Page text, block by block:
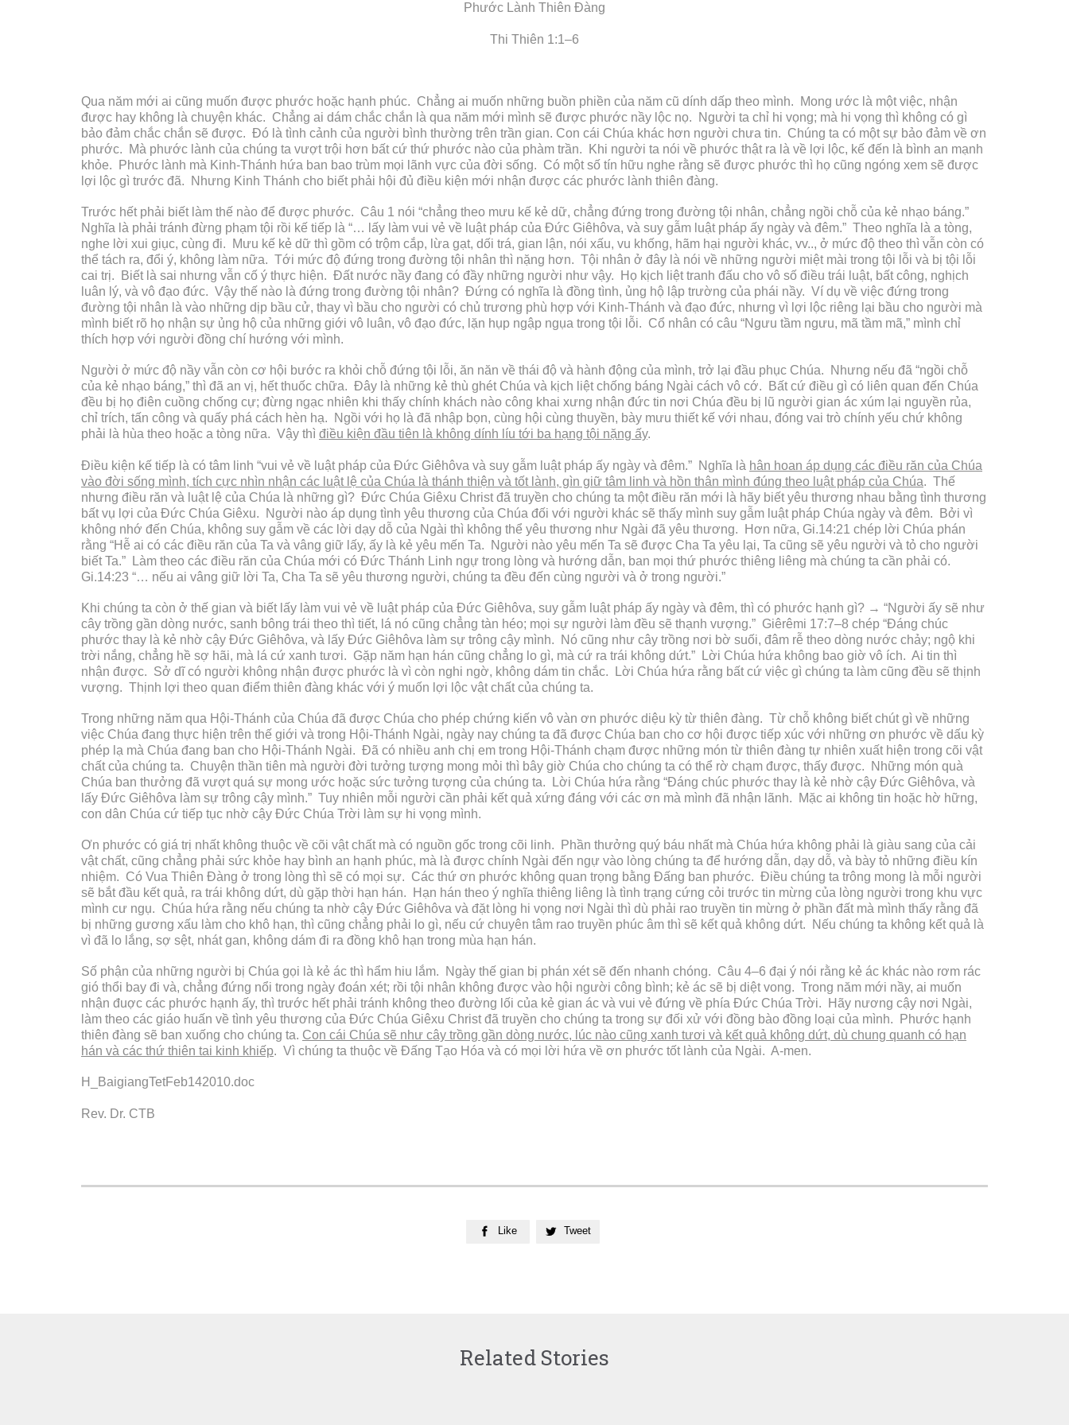
Phước Lành Thiên Đàng
Thi Thiên 1:1–6
Qua năm mới ai cũng muốn được phước hoặc hạnh phúc. Chẳng ai muốn những buồn phiền của năm cũ dính dấp theo mình. Mong ước là một việc, nhận
được hay không là chuyện khác. Chẳng ai dám chắc chắn là qua năm mới mình sẽ được phước nầy lộc nọ. Người ta chỉ hi vọng; mà hi vọng thì không có gì
bảo đảm chắc chắn sẽ được. Đó là tình cảnh của người bình thường trên trần gian. Con cái Chúa khác hơn người chưa tin. Chúng ta có một sự bảo đảm về ơn
phước. Mà phước lành của chúng ta vượt trội hơn bất cứ thứ phước nào của phàm trần. Khi người ta nói về phước thật ra là về lợi lộc, kế đến là bình an mạnh
khỏe. Phước lành mà Kinh-Thánh hứa ban bao trùm mọi lãnh vực của đời sống. Có một số tín hữu nghe rằng sẽ được phước thì họ cũng ngóng xem sẽ được
lợi lộc gì trước đã. Nhưng Kinh Thánh cho biết phải hội đủ điều kiện mới nhận được các phước lành thiên đàng.
Trước hết phải biết làm thế nào để được phước. Câu 1 nói “chẳng theo mưu kế kẻ dữ, chẳng đứng trong đường tội nhân, chẳng ngồi chỗ của kẻ nhạo báng.”
Nghĩa là phải tránh đừng phạm tội rồi kế tiếp là “… lấy làm vui vẻ về luật pháp của Đức Giêhôva, và suy gẫm luật pháp ấy ngày và đêm.” Theo nghĩa là a tòng,
nghe lời xui giục, cùng đi. Mưu kế kẻ dữ thì gồm có trộm cắp, lừa gạt, dối trá, gian lận, nói xấu, vu khống, hãm hại người khác, vv.., ở mức độ theo thì vẫn còn có
thể tách ra, đổi ý, không làm nữa. Tới mức độ đứng trong đường tội nhân thì nặng hơn. Tội nhân ở đây là nói về những người miệt mài trong tội lỗi và bị tội lỗi
cai trị. Biết là sai nhưng vẫn cố ý thực hiện. Đất nước nầy đang có đầy những người như vậy. Họ kịch liệt tranh đấu cho vô số điều trái luật, bất công, nghịch
luân lý, và vô đạo đức. Vậy thế nào là đứng trong đường tội nhân? Đứng có nghĩa là đồng tình, ủng hộ lập trường của phái nầy. Ví dụ về việc đứng trong
đường tội nhân là vào những dịp bầu cử, thay vì bầu cho người có chủ trương phù hợp với Kinh-Thánh và đạo đức, nhưng vì lợi lộc riêng lại bầu cho người mà
mình biết rõ họ nhận sự ủng hộ của những giới vô luân, vô đạo đức, lặn hụp ngập ngụa trong tội lỗi. Cổ nhân có câu “Ngưu tầm ngưu, mã tầm mã,” mình chỉ
thích hợp với người đồng chí hướng với mình.
Người ở mức độ nầy vẫn còn cơ hội bước ra khỏi chỗ đứng tội lỗi, ăn năn về thái độ và hành động của mình, trở lại đầu phục Chúa. Nhưng nếu đã “ngồi chỗ
của kẻ nhạo báng,” thì đã an vị, hết thuốc chữa. Đây là những kẻ thù ghét Chúa và kịch liệt chống báng Ngài cách vô cớ. Bất cứ điều gì có liên quan đến Chúa
đều bị họ điên cuồng chống cự; đừng ngạc nhiên khi thấy chính khách nào công khai xưng nhận đức tin nơi Chúa đều bị lũ người gian ác xúm lại nguyền rủa,
chỉ trích, tấn công và quấy phá cách hèn hạ. Ngồi với họ là đã nhập bọn, cùng hội cùng thuyền, bày mưu thiết kế với nhau, đóng vai trò chính yếu chứ không
phải là hùa theo hoặc a tòng nữa. Vậy thì điều kiện đầu tiên là không dính líu tới ba hạng tội nặng ấy.
Điều kiện kế tiếp là có tâm linh “vui vẻ về luật pháp của Đức Giêhôva và suy gẫm luật pháp ấy ngày và đêm.” Nghĩa là hân hoan áp dụng các điều răn của Chúa
vào đời sống mình, tích cực nhìn nhận các luật lệ của Chúa là thánh thiện và tốt lành, gìn giữ tâm linh và hồn thân mình đúng theo luật pháp của Chúa. Thế
nhưng điều răn và luật lệ của Chúa là những gì? Đức Chúa Giêxu Christ đã truyền cho chúng ta một điều răn mới là hãy biết yêu thương nhau bằng tình thương
bất vụ lợi của Đức Chúa Giêxu. Người nào áp dụng tình yêu thương của Chúa đối với người khác sẽ thấy mình suy gẫm luật pháp Chúa ngày và đêm. Bởi vì
không nhớ đến Chúa, không suy gẫm về các lời dạy dỗ của Ngài thì không thể yêu thương như Ngài đã yêu thương. Hơn nữa, Gi.14:21 chép lời Chúa phán
rằng “Hễ ai có các điều răn của Ta và vâng giữ lấy, ấy là kẻ yêu mến Ta. Người nào yêu mến Ta sẽ được Cha Ta yêu lại, Ta cũng sẽ yêu người và tỏ cho người
biết Ta.” Làm theo các điều răn của Chúa mới có Đức Thánh Linh ngự trong lòng và hướng dẫn, ban mọi thứ phước thiêng liêng mà chúng ta cần phải có.
Gi.14:23 “… nếu ai vâng giữ lời Ta, Cha Ta sẽ yêu thương người, chúng ta đều đến cùng người và ở trong người.”
Khi chúng ta còn ở thế gian và biết lấy làm vui vẻ về luật pháp của Đức Giêhôva, suy gẫm luật pháp ấy ngày và đêm, thì có phước hạnh gì? → “Người ấy sẽ như
cây trồng gần dòng nước, sanh bông trái theo thì tiết, lá nó cũng chẳng tàn héo; mọi sự người làm đều sẽ thạnh vượng.” Giêrêmi 17:7–8 chép “Đáng chúc
phước thay là kẻ nhờ cậy Đức Giêhôva, và lấy Đức Giêhôva làm sự trông cậy mình. Nó cũng như cây trồng nơi bờ suối, đâm rễ theo dòng nước chảy; ngộ khi
trời nắng, chẳng hề sợ hãi, mà lá cứ xanh tươi. Gặp năm hạn hán cũng chẳng lo gì, mà cứ ra trái không dứt.” Lời Chúa hứa không bao giờ vô ích. Ai tin thì
nhận được. Sở dĩ có người không nhận được phước là vì còn nghi ngờ, không dám tin chắc. Lời Chúa hứa rằng bất cứ việc gì chúng ta làm cũng đều sẽ thịnh
vượng. Thịnh lợi theo quan điểm thiên đàng khác với ý muốn lợi lộc vật chất của chúng ta.
Trong những năm qua Hội-Thánh của Chúa đã được Chúa cho phép chứng kiến vô vàn ơn phước diệu kỳ từ thiên đàng. Từ chỗ không biết chút gì về những
việc Chúa đang thực hiện trên thế giới và trong Hội-Thánh Ngài, ngày nay chúng ta đã được Chúa ban cho cơ hội được tiếp xúc với những ơn phước về dấu kỳ
phép lạ mà Chúa đang ban cho Hội-Thánh Ngài. Đã có nhiều anh chị em trong Hội-Thánh chạm được những món từ thiên đàng tự nhiên xuất hiện trong cõi vật
chất của chúng ta. Chuyện thần tiên mà người đời tưởng tượng mong mỏi thì bây giờ Chúa cho chúng ta có thể rờ chạm được, thấy được. Những món quà
Chúa ban thưởng đã vượt quá sự mong ước hoặc sức tưởng tượng của chúng ta. Lời Chúa hứa rằng “Đáng chúc phước thay là kẻ nhờ cậy Đức Giêhôva, và
lấy Đức Giêhôva làm sự trông cậy mình.” Tuy nhiên mỗi người cần phải kết quả xứng đáng với các ơn mà mình đã nhận lãnh. Mặc ai không tin hoặc hờ hững,
con dân Chúa cứ tiếp tục nhờ cậy Đức Chúa Trời làm sự hi vọng mình.
Ơn phước có giá trị nhất không thuộc về cõi vật chất mà có nguồn gốc trong cõi linh. Phần thưởng quý báu nhất mà Chúa hứa không phải là giàu sang của cải
vật chất, cũng chẳng phải sức khỏe hay bình an hạnh phúc, mà là được chính Ngài đến ngự vào lòng chúng ta để hướng dẫn, dạy dỗ, và bày tỏ những điều kín
nhiệm. Có Vua Thiên Đàng ở trong lòng thì sẽ có mọi sự. Các thứ ơn phước không quan trọng bằng Đấng ban phước. Điều chúng ta trông mong là mỗi người
sẽ bắt đầu kết quả, ra trái không dứt, dù gặp thời hạn hán. Hạn hán theo ý nghĩa thiêng liêng là tình trạng cứng cỏi trước tin mừng của lòng người trong khu vực
mình cư ngụ. Chúa hứa rằng nếu chúng ta nhờ cậy Đức Giêhôva và đặt lòng hi vọng nơi Ngài thì dù phải rao truyền tin mừng ở phần đất mà mình thấy rằng đã
bị những gương xấu làm cho khô hạn, thì cũng chẳng phải lo gì, nếu cứ chuyên tâm rao truyền phúc âm thì sẽ kết quả không dứt. Nếu chúng ta không kết quả là
vì đã lo lắng, sợ sệt, nhát gan, không dám đi ra đồng khô hạn trong mùa hạn hán.
Số phận của những người bị Chúa gọi là kẻ ác thì hẩm hiu lắm. Ngày thế gian bị phán xét sẽ đến nhanh chóng. Câu 4–6 đại ý nói rằng kẻ ác khác nào rơm rác
gió thổi bay đi và, chẳng đứng nổi trong ngày đoán xét; rồi tội nhân không được vào hội người công bình; kẻ ác sẽ bị diệt vong. Trong năm mới nầy, ai muốn
nhận đuợc các phước hạnh ấy, thì trước hết phải tránh không theo đường lối của kẻ gian ác và vui vẻ đứng về phía Đức Chúa Trời. Hãy nương cậy nơi Ngài,
làm theo các giáo huấn về tình yêu thương của Đức Chúa Giêxu Christ đã truyền cho chúng ta trong sự đối xử với đồng bào đồng loại của mình. Phước hạnh
thiên đàng sẽ ban xuống cho chúng ta. Con cái Chúa sẽ như cây trồng gần dòng nước, lúc nào cũng xanh tươi và kết quả không dứt, dù chung quanh có hạn
hán và các thứ thiên tai kinh khiếp. Vì chúng ta thuộc về Đấng Tạo Hóa và có mọi lời hứa về ơn phước tốt lành của Ngài. A-men.
H_BaigiangTetFeb142010.doc
Rev. Dr. CTB
 Like  Tweet
Related Stories